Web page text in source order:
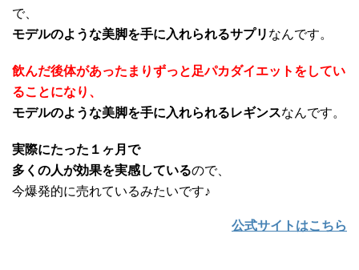
で、
モデルのような美脚を手に入れられるサプリ なんです。
飲んだ後体があったまりずっと足パカダイエットをしてい
ることになり、
モデルのような美脚を手に入れられるレギンスなんです。
実際にたった１ヶ月で
多くの人が効果を実感しているので、
今爆発的に売れているみたいです♪
公式サイトはこちら